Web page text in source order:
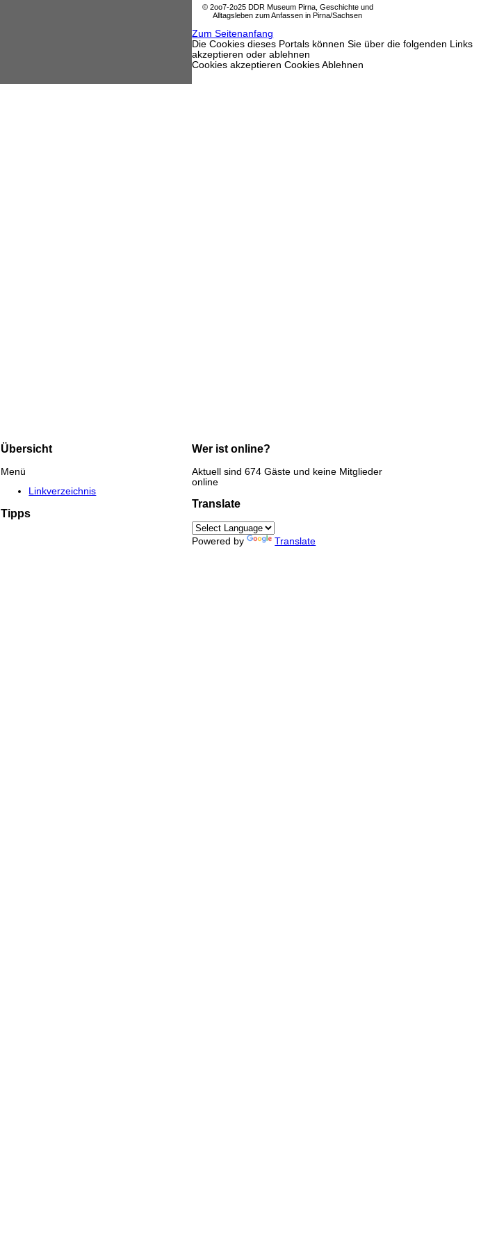
Übersicht
Menü
Linkverzeichnis
Tipps
Wer ist online?
Aktuell sind 674 Gäste und keine Mitglieder
online
Translate
Powered by Translate
© 2oo7-2o25 DDR Museum Pirna, Geschichte und
Alltagsleben zum Anfassen in Pirna/Sachsen
Zum Seitenanfang
Die Cookies dieses Portals können Sie über die folgenden Links
akzeptieren oder ablehnen
Cookies akzeptieren Cookies Ablehnen